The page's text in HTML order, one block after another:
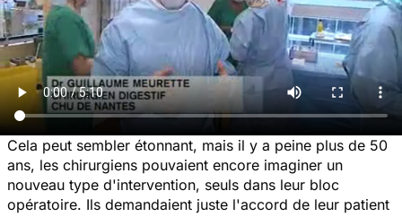
Cela peut sembler étonnant, mais il y a peine plus de 50
ans, les chirurgiens pouvaient encore imaginer un
nouveau type d'intervention, seuls dans leur bloc
opératoire. Ils demandaient juste l'accord de leur patient